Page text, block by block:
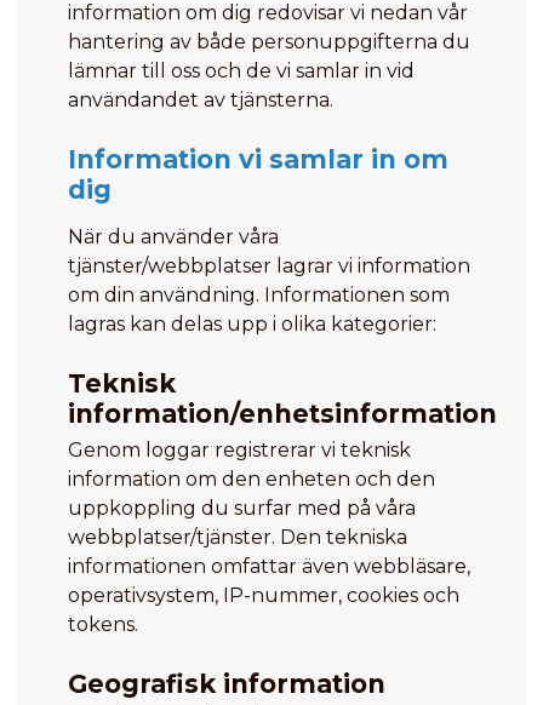
information om dig redovisar vi nedan vår
hantering av både personuppgifterna du
lämnar till oss och de vi samlar in vid
användandet av tjänsterna.
Information vi samlar in om
dig
När du använder våra
tjänster/webbplatser lagrar vi information
om din användning. Informationen som
lagras kan delas upp i olika kategorier:
Teknisk
information/enhetsinformation
Genom loggar registrerar vi teknisk
information om den enheten och den
uppkoppling du surfar med på våra
webbplatser/tjänster. Den tekniska
informationen omfattar även webbläsare,
operativsystem, IP-nummer, cookies och
tokens.
Geografisk information